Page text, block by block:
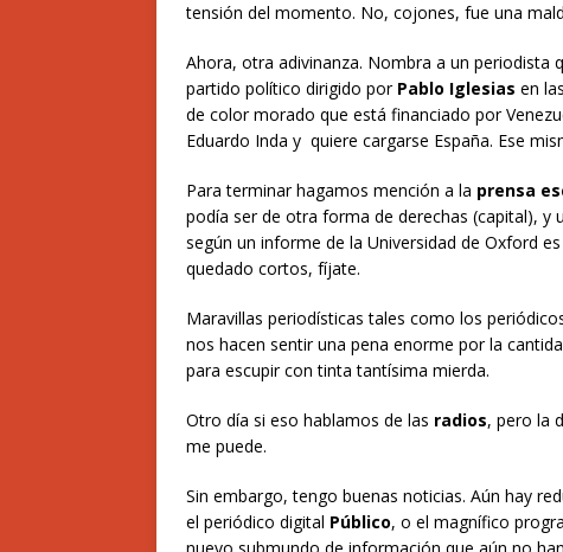
tensión del momento. No, cojones, fue una
Ahora, otra adivinanza. Nombra a un periodista
partido político dirigido por Pablo Iglesias en
de color morado que está financiado por
Eduardo Inda y quiere cargarse España. Ese
Para terminar hagamos mención a la prensa
podía ser de otra forma de derechas (capital),
según un informe de la Universidad de Oxford
quedado cortos, fíjate.
Maravillas periodísticas tales como los
nos hacen sentir una pena enorme por la
para escupir con tinta tantísima mierda.
Otro día si eso hablamos de las radios, pero la
me puede.
Sin embargo, tengo buenas noticias. Aún hay
el periódico digital Público, o el magnífico